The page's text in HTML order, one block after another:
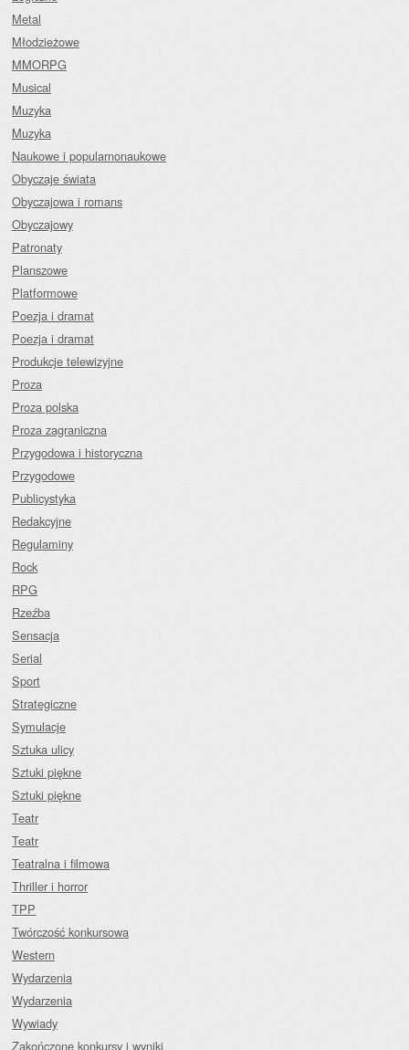
Metal
Młodzieżowe
MMORPG
Musical
Muzyka
Muzyka
Naukowe i popularnonaukowe
Obyczaje świata
Obyczajowa i romans
Obyczajowy
Patronaty
Planszowe
Platformowe
Poezja i dramat
Poezja i dramat
Produkcje telewizyjne
Proza
Proza polska
Proza zagraniczna
Przygodowa i historyczna
Przygodowe
Publicystyka
Redakcyjne
Regulaminy
Rock
RPG
Rzeźba
Sensacja
Serial
Sport
Strategiczne
Symulacje
Sztuka ulicy
Sztuki piękne
Sztuki piękne
Teatr
Teatr
Teatralna i filmowa
Thriller i horror
TPP
Twórczość konkursowa
Western
Wydarzenia
Wydarzenia
Wywiady
Zakończone konkursy i wyniki